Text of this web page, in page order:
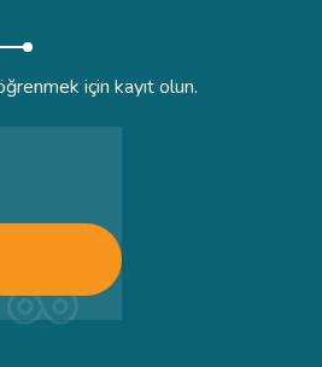
için kayıt olun.